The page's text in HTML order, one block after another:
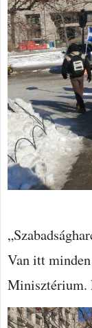
Van itt
Minisztérium.